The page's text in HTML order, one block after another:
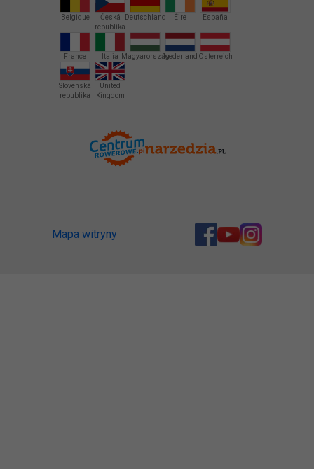
Belgique
Česká
republika
Deutschland Éire España
France Italia MagyarországNederland Österreich
Slovenská
republika
United
Kingdom
Mapa witryny